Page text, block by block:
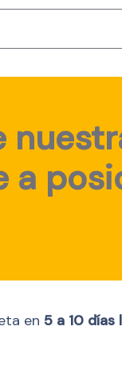
a
en 5 a 10 días